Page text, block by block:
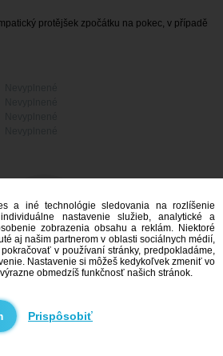
protějšek zpočátku na pokec, v případě
a iné technológie sledovania na rozlíšenie
nastavenie služieb, analytické a
zobrazenia obsahu a reklám. Niektoré
aj našim partnerom v oblasti sociálnych médií,
v používaní stránky, predpokladáme,
Nastavenie si môžeš kedykoľvek zmeniť vo
obmedzíš funkčnosť našich stránok.
Prispôsobiť